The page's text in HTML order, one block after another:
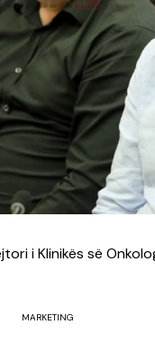
i Klinikës së
MARKETING